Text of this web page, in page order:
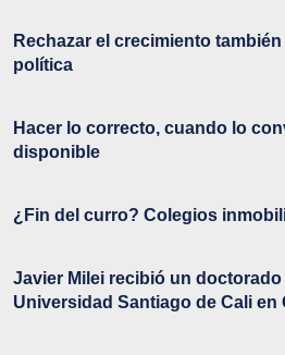
Rechazar el crecimiento
política
Hacer lo correcto, cuando lo
disponible
¿Fin del curro? Colegios
Javier Milei recibió un
Universidad Santiago de Cali en